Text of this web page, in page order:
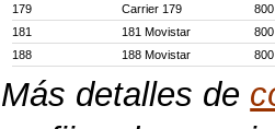
179
Carrier 179
181
181 Movistar
188
188 Movistar
Más detalles de